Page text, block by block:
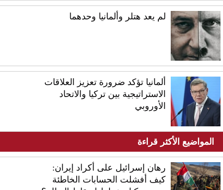
لم يعد هتلر وألمانيا وحدهما
ألمانيا تؤكد ضرورة تعزيز العلاقات
الاستراتيجية ​بين تركيا والاتحاد
الأوروبي
المواضيع الأكثر قراءة
رهان إسرائيل على أكراد إيران:
كيف أفشلت الحسابات الخاطئة